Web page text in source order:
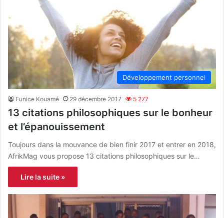
Développement personnel
Eunice Kouamé 29 décembre 2017 5 277
13 citations philosophiques sur le bonheur
et l’épanouissement
Toujours dans la mouvance de bien finir 2017 et entrer en 2018,
AfrikMag vous propose 13 citations philosophiques sur le…
Lire la suite »